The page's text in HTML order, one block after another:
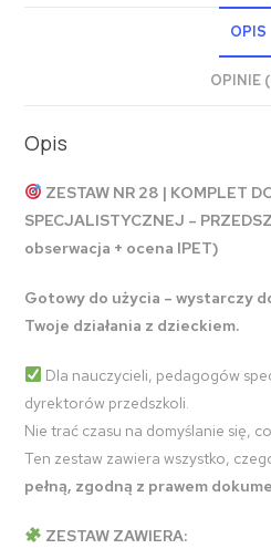
OPIS
OPINIE
Opis
ZESTAW NR 28 | KOMPLET
SPECJALISTYCZNEJ –
obserwacja + ocena IPET)
Gotowy do użycia – wystarczy
Twoje działania z dzieckiem.
Dla nauczycieli, pedagogów
dyrektorów przedszkoli.
Nie trać czasu na domyślanie się,
Ten zestaw zawiera wszystko,
pełną, zgodną z prawem
ZESTAW ZAWIERA: